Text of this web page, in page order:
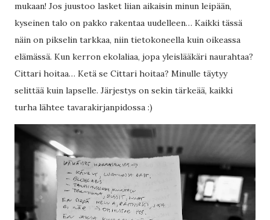
mukaan! Jos juustoo lasket liian aikaisin minun leipään,
kyseinen talo on pakko rakentaa uudelleen… Kaikki tässä
näin on pikselin tarkkaa, niin tietokoneella kuin oikeassa
elämässä. Kun kerron ekolaliaa, jopa yleislääkäri naurahtaa?
Cittari hoitaa… Ketä se Cittari hoitaa? Minulle täytyy
selittää kuin lapselle. Järjestys on sekin tärkeää, kaikki
turha lähtee tavarakirjanpidossa :)